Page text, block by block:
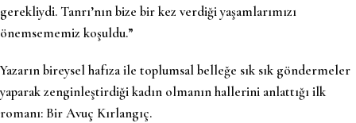
gerekliydi. Tanrı’nın bize bir kez verdiği yaşamlarımızı
önemsememiz koşuldu.”
Yazarın bireysel hafıza ile toplumsal belleğe sık sık göndermeler
yaparak zenginleştirdiği kadın olmanın hallerini anlattığı ilk
romanı: Bir Avuç Kırlangıç.